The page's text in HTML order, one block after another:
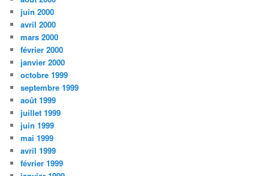
juin 2000
avril 2000
mars 2000
février 2000
janvier 2000
octobre 1999
septembre 1999
août 1999
juillet 1999
juin 1999
mai 1999
avril 1999
février 1999